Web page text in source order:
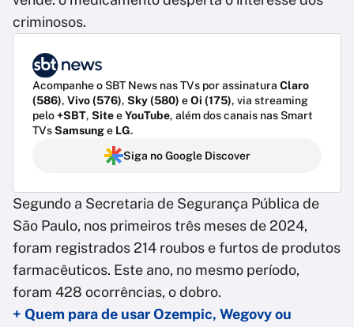
criminosos.
Acompanhe o SBT News nas TVs por assinatura Claro
(586), Vivo (576), Sky (580) eOi (175), via streaming
pelo+SBT, SiteeYouTube, além dos canais nas Smart
TVsSamsunge LG.
Siga no Google Discover
Segundo a Secretaria de Segurança Pública de
São Paulo, nos primeiros três meses de 2024,
foram registrados 214 roubos e furtos de produtos
farmacêuticos. Este ano, no mesmo período,
foram 428 ocorrências, o dobro.
+ Quem para de usar Ozempic, Wegovy ou